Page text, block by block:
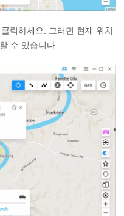
릭하세요. 그러면 현재 위치
수 있습니다.